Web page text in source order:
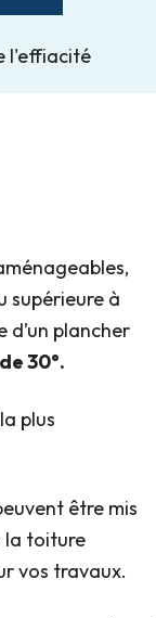
l'effiacité
supérieure à
d’un plancher
30°.
plus
être mis
la toiture
vos travaux.